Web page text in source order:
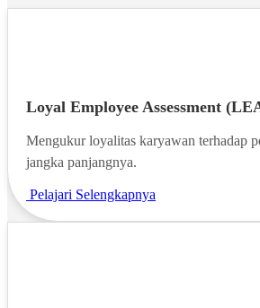
Loyal Employee Assessment
Mengukur loyalitas karyawan terhadap
jangka panjangnya.
Pelajari Selengkapnya